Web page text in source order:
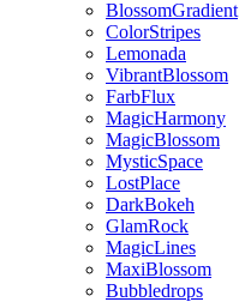
BlossomGradient
ColorStripes
Lemonada
VibrantBlossom
FarbFlux
MagicHarmony
MagicBlossom
MysticSpace
LostPlace
DarkBokeh
GlamRock
MagicLines
MaxiBlossom
Bubbledrops